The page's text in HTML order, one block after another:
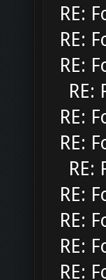
RE:
RE:
RE:
RE:
RE:
RE:
RE:
RE:
RE:
RE:
RE: